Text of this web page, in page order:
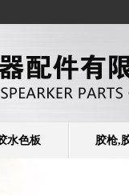
水色板 胶枪,